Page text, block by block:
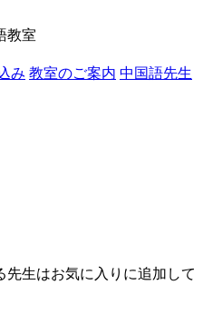
教室
み 教室のご案内 中国語先生
生はお気に入りに追加して